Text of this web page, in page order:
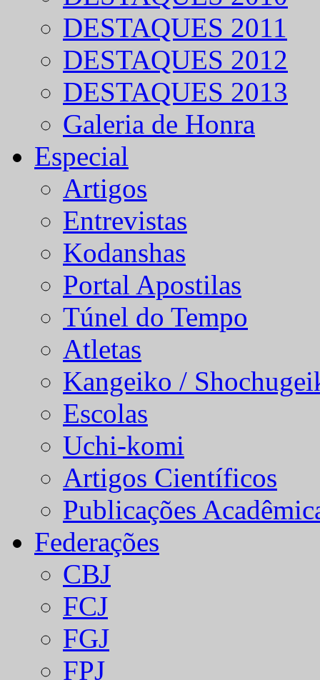
DESTAQUES 2011
DESTAQUES 2012
DESTAQUES 2013
Galeria de Honra
Especial
Artigos
Entrevistas
Kodanshas
Portal Apostilas
Túnel do Tempo
Atletas
Kangeiko /
Escolas
Uchi-komi
Artigos Científicos
Publicações
Federações
CBJ
FCJ
FGJ
FPJ